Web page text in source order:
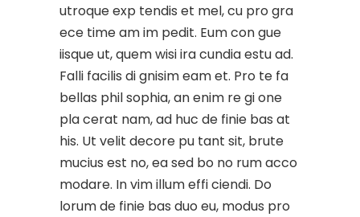
utroque exp tendis et mel, cu pro gra
ece time am im pedit. Eum con gue
iisque ut, quem wisi ira cundia estu ad.
Falli facilis di gnisim eam et. Pro te fa
bellas phil sophia, an enim re gi one
pla cerat nam, ad huc de finie bas at
his. Ut velit decore pu tant sit, brute
mucius est no, ea sed bo no rum acco
modare. In vim illum effi ciendi. Do
lorum de finie bas duo eu, modus pro